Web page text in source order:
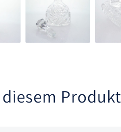
Produkt